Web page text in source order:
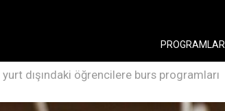
PROGRAMLAR
yurt dışındaki öğrencilere burs programları